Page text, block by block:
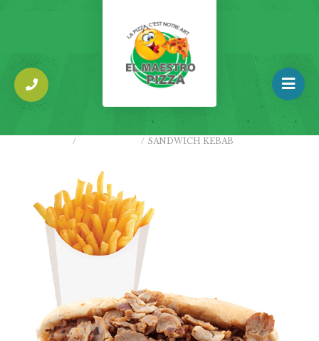
/ / SANDWICH KEBAB